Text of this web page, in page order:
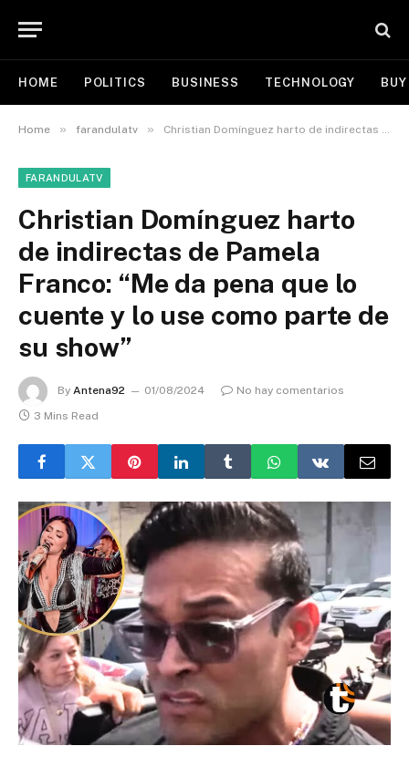
HOME POLITICS BUSINESS TECHNOLOGY
Home » farandulatv » Christian Domínguez harto de indirectas de Pamela Franco: “Me da pena que lo cuente y lo use como parte de su show”
FARANDULATV
Christian Domínguez harto
de indirectas de Pamela
Franco: “Me da pena que lo
cuente y lo use como parte de
su show”
By Antena92 01/08/2024
No hay comentarios
3 Mins Read